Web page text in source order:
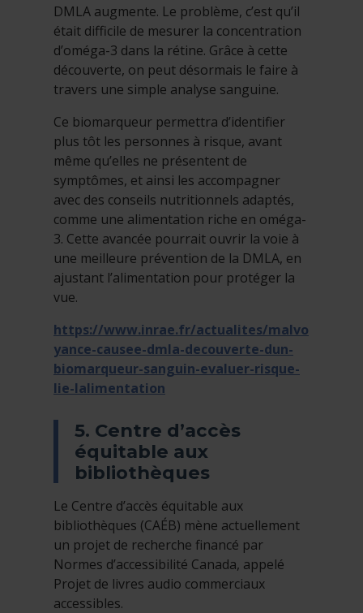
DMLA augmente. Le problème, c’est qu’il
était difficile de mesurer la concentration
d’oméga-3 dans la rétine. Grâce à cette
découverte, on peut désormais le faire à
travers une simple analyse sanguine.
Ce biomarqueur permettra d’identifier
plus tôt les personnes à risque, avant
même qu’elles ne présentent de
symptômes, et ainsi les accompagner
avec des conseils nutritionnels adaptés,
comme une alimentation riche en oméga-
3. Cette avancée pourrait ouvrir la voie à
une meilleure prévention de la DMLA, en
ajustant l’alimentation pour protéger la
vue.
https://www.inrae.fr/actualites/malvo
yance-causee-dmla-decouverte-dun-
biomarqueur-sanguin-evaluer-risque-
lie-lalimentation
5. Centre d’accès
équitable aux
bibliothèques
Le Centre d’accès équitable aux
bibliothèques (CAÉB) mène actuellement
un projet de recherche financé par
Normes d’accessibilité Canada, appelé
Projet de livres audio commerciaux
accessibles.